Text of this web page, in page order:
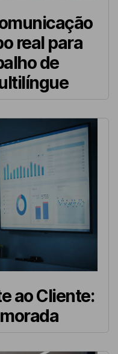
real para
de
ao Cliente: